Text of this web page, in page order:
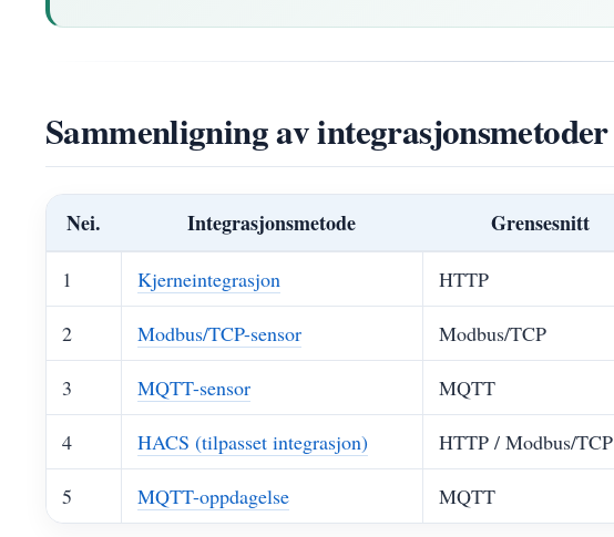
Sammenligning av integrasjonsmetoder
Nei. Integrasjonsmetode Grensesnitt
1 Kjerneintegrasjon HTTP
2 Modbus/TCP-sensor Modbus/TCP
3 MQTT-sensor MQTT
4 HACS (tilpasset integrasjon) HTTP / Modbus/TCP
5 MQTT-oppdagelse MQTT